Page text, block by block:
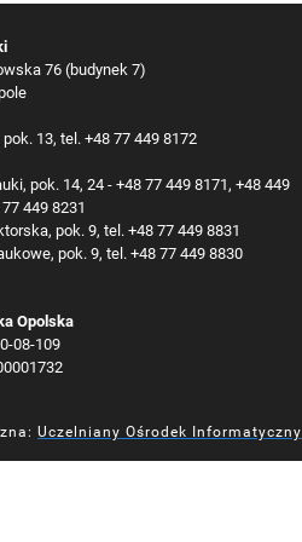
76 (budynek 7)
13, tel. +48 77 449 8172
pok. 14, 24 - +48 77 449 8171, +48 449
449 8231
pok. 9, tel. +48 77 449 8831
pok. 9, tel. +48 77 449 8830
Opolska
08-109
Uczelniany Ośrodek Informatyczny